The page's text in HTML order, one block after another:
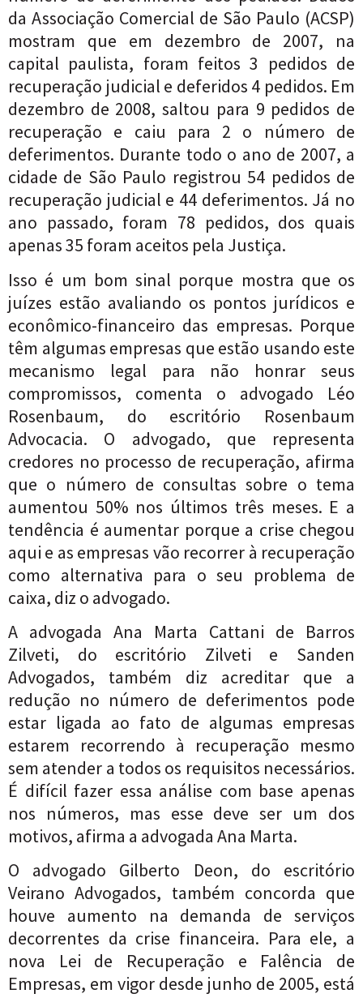
da Associação Comercial de São Paulo (ACSP)
mostram que em dezembro de 2007, na
capital paulista, foram feitos 3 pedidos de
recuperação judicial e deferidos 4 pedidos. Em
dezembro de 2008, saltou para 9 pedidos de
recuperação e caiu para 2 o número de
deferimentos. Durante todo o ano de 2007, a
cidade de São Paulo registrou 54 pedidos de
recuperação judicial e 44 deferimentos. Já no
ano passado, foram 78 pedidos, dos quais
apenas 35 foram aceitos pela Justiça.
Isso é um bom sinal porque mostra que os
juízes estão avaliando os pontos jurídicos e
econômico-financeiro das empresas. Porque
têm algumas empresas que estão usando este
mecanismo legal para não honrar seus
compromissos, comenta o advogado Léo
Rosenbaum, do escritório Rosenbaum
Advocacia. O advogado, que representa
credores no processo de recuperação, afirma
que o número de consultas sobre o tema
aumentou 50% nos últimos três meses. E a
tendência é aumentar porque a crise chegou
aqui e as empresas vão recorrer à recuperação
como alternativa para o seu problema de
caixa, diz o advogado.
A advogada Ana Marta Cattani de Barros
Zilveti, do escritório Zilveti e Sanden
Advogados, também diz acreditar que a
redução no número de deferimentos pode
estar ligada ao fato de algumas empresas
estarem recorrendo à recuperação mesmo
sem atender a todos os requisitos necessários.
É difícil fazer essa análise com base apenas
nos números, mas esse deve ser um dos
motivos, afirma a advogada Ana Marta.
O advogado Gilberto Deon, do escritório
Veirano Advogados, também concorda que
houve aumento na demanda de serviços
decorrentes da crise financeira. Para ele, a
nova Lei de Recuperação e Falência de
Empresas, em vigor desde junho de 2005, está